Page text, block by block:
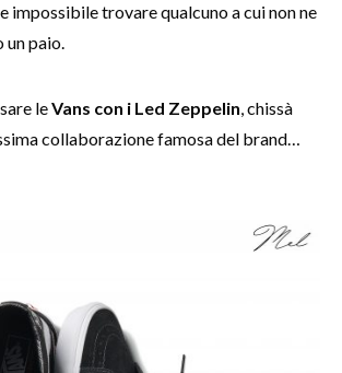
impossibile trovare qualcuno a cui non ne
un paio.
leVans con i Led Zeppelin, chissà
collaborazione famosa del brand…